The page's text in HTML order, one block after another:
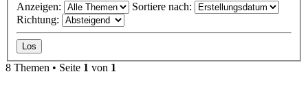
Anzeigen:
Sortiere nach:
Richtung:
8 Themen • Seite 1 von 1